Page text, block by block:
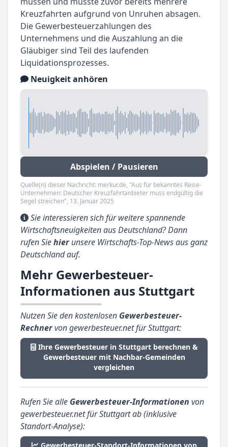
Kreuzfahrten aufgrund von Unruhen absagen.
Die Gewerbesteuerzahlungen des
Unternehmens und die Auszahlung an die
Gläubiger sind Teil des laufenden
Liquidationsprozesses.
Neuigkeit anhören
Abspielen / Pausieren
Quelle(n) dieser Nachricht: merkur.de, "Aus für bekanntes Reise-
Unternehmen: Deutscher Kreuzfahrtanbieter muss endgültig die
Segel streichen", 13. Januar 2025
Sie interessieren sich für weitere spannende
Wirtschaftsneuigkeiten aus Deutschland? Dann
rufen Siehierunsere Wirtschafts-Top-News aus ganz
Deutschland auf.
Mehr Gewerbesteuer-
Informationen aus Stuttgart
Nutzen Sie den kostenlosen Gewerbesteuer-
Rechnervon gewerbesteuer.net für Stuttgart:
Ihre Gewerbesteuer in Stuttgart berechnen &
Gewerbesteuer mit Nachbar-Gemeinden
vergleichen
Rufen Sie alle Gewerbesteuer-Informationen von
gewerbesteuer.net für Stuttgart ab (inklusive
Standort-Analyse):
Gewerbesteuer-Standort-Informationen von